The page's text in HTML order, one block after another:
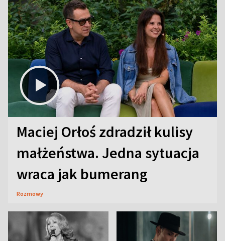
Maciej Orłoś zdradził kulisy
małżeństwa. Jedna sytuacja
wraca jak bumerang
Rozmowy